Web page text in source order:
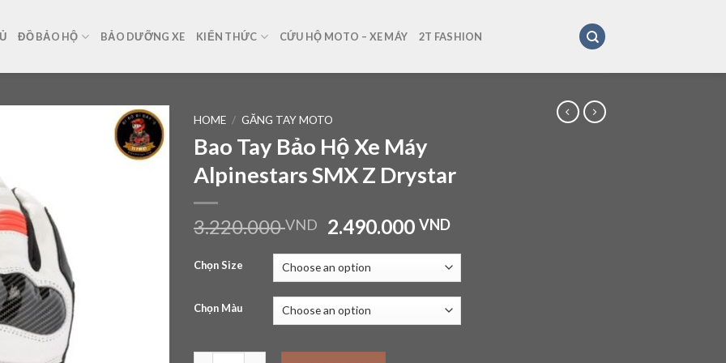
ĐỒ BẢO HỘ BẢO DƯỠNG XE KIẾN THỨC CỨU HỘ MOTO – XE MÁY 2T FASHION
Add to
HOME / GĂNG TAY MOTO
Bao Tay Bảo Hộ Xe Máy
Alpinestars SMX Z Drystar
3.220.000VND 2.490.000VND
Chọn Size
Chọn Màu